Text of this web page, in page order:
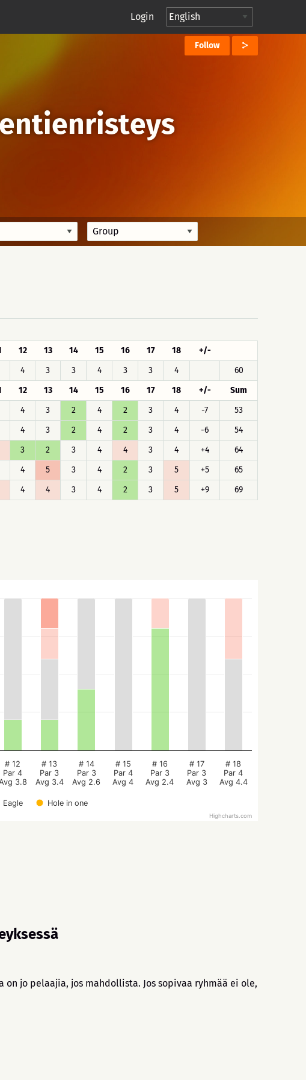
Login
Follow
12 13 14 15 16 17 18
+/-
4 3 3 4 3 3 4
60
12 13 14 15 16 17 18 +/-
Sum
4 3 2 4 2 3 4 -7
53
4 3 2 4 2 3 4 -6
54
3 2 3 4 4 3 4 +4
64
4 5 3 4 2 3 5 +5
65
4 4 3 4 2 3 5 +9 69
Eagle Hole in one
# 12
Par 4
3.8
# 13
Par 3
Avg 3.4
# 14
Par 3
Avg 2.6
# 15
Par 4
Avg 4
# 16
Par 3
Avg 2.4
# 17
Par 3
Avg 3
# 18
Par 4
Avg 4.4
Highcharts.com
jo pelaajia, jos mahdollista. Jos sopivaa ryhmää ei ole,